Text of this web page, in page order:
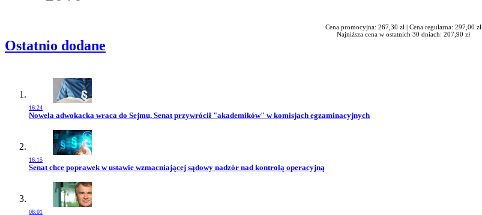
Cena promocyjna: 267,30 zł | Cena regularna: 297,00 zł
Najniższa cena w ostatnich 30 dniach: 207,90 zł
Ostatnio dodane
16:24
Przejdź do artykułu:
Nowela adwokacka wraca do Sejmu, Senat przywrócił "akademików" w komisjach egzaminacyjnych
16:15
Przejdź do artykułu:
Senat chce poprawek w ustawie wzmacniającej sądowy nadzór nad kontrolą operacyjną
08:01